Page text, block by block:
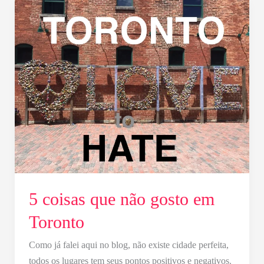
5 coisas que não gosto em
Toronto
Como já falei aqui no blog, não existe cidade perfeita,
todos os lugares tem seus pontos positivos e negativos.
5
coisas
que
não
gosto
em
Toronto